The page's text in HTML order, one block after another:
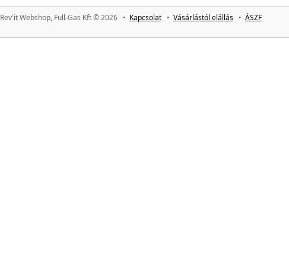
Rev'it Webshop, Full-Gas Kft © 2026 • Kapcsolat• Vásárlástól elállás• ÁSZF